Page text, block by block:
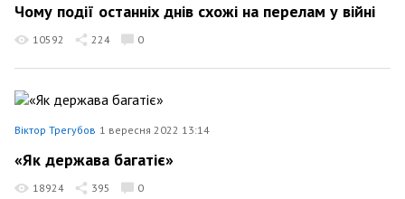
Чому події останніх днів схожі на перелам у війні
10592 224 0
Віктор Трегубов 1 вересня 2022 13:14
«Як держава багатіє»
18924 395 0